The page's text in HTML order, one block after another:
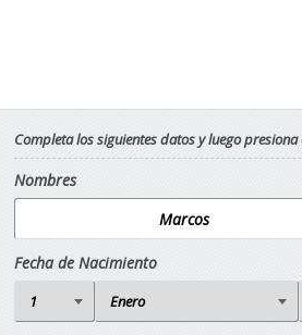
Completa los siguientes datos y luego
Nombres
Fecha de Nacimiento